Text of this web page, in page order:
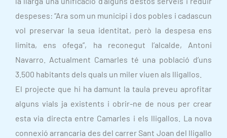
despeses: “Ara som un municipi i dos pobles i cadascun
vol preservar la seua identitat, però la despesa ens
limita, ens ofega”, ha reconegut l’alcalde, Antoni
Navarro. Actualment Camarles té una població d’uns
3.500 habitants dels quals un miler viuen als lligallos.
El projecte que hi ha damunt la taula preveu aprofitar
alguns vials ja existents i obrir-ne de nous per crear
esta via directa entre Camarles i els lligallos. La nova
connexió arrancaria des del carrer Sant Joan del lligallo